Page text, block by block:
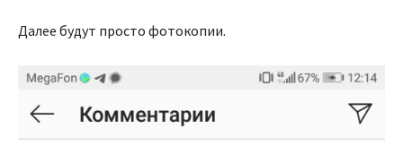
Далее будут просто фотокопии.